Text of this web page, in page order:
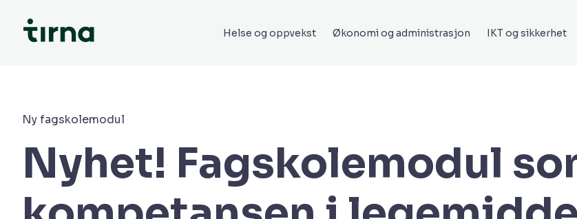
Helse og oppvekst Økonomi og administrasjon IKT og sikkerhet
Ny fagskolemodul
Nyhet! Fagskolemodul